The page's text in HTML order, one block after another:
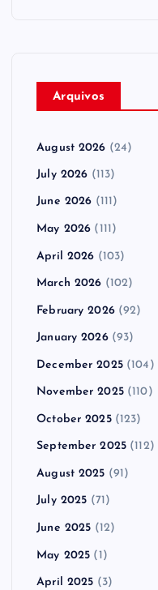
Arquivos
August 2026 (24)
July 2026 (113)
June 2026 (111)
May 2026 (111)
April 2026 (103)
March 2026 (102)
February 2026(92)
January 2026(93)
December 2025(104)
November 2025(110)
October 2025(123)
September 2025 (112)
August 2025 (91)
July 2025 (71)
June 2025 (12)
May 2025 (1)
April 2025 (3)